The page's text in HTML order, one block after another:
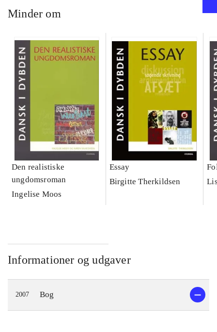
Minder om
Den realistiske
ungdomsroman
Ingelise Moos
Essay
Birgitte Therkildsen
Informationer og udgaver
2007 Bog